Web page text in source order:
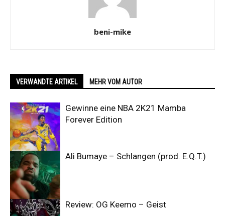
beni-mike
VERWANDTE ARTIKEL MEHR VOM AUTOR
Gewinne eine NBA 2K21 Mamba
Forever Edition
Ali Bumaye – Schlangen (prod. E.Q.T.)
Review: OG Keemo – Geist